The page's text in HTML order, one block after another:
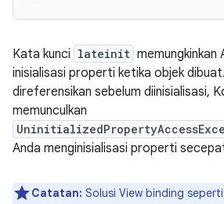
Kata kunci lateinit memungkinkan
inisialisasi properti ketika objek
direferensikan sebelum diinisialisasi,
memunculkan
Anda menginisialisasi properti
Catatan: Solusi View binding seperti